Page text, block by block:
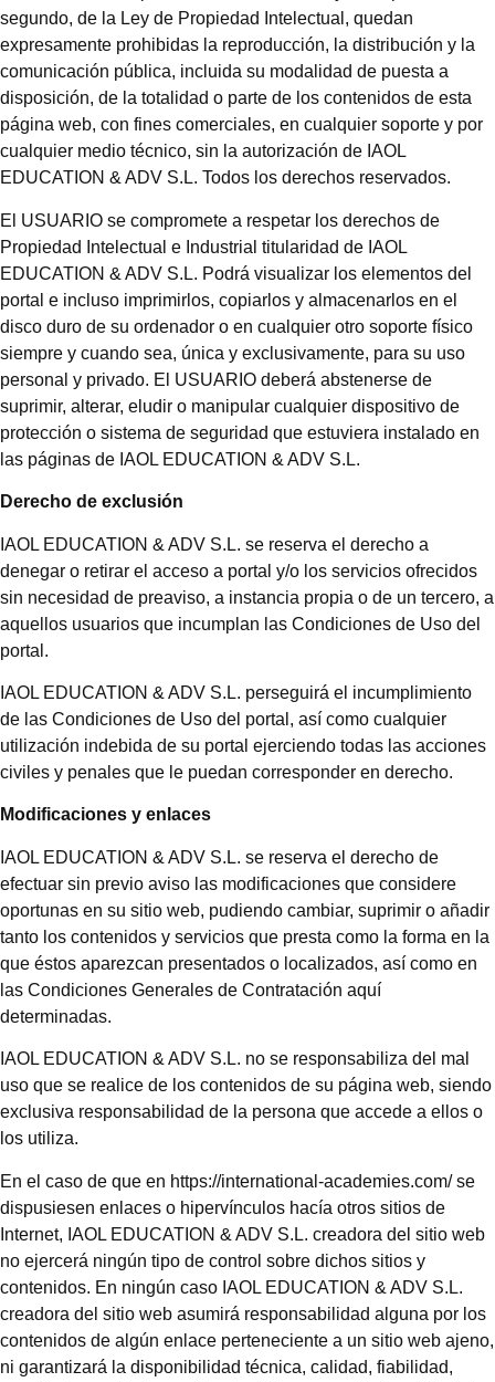
segundo, de la Ley de Propiedad Intelectual, quedan
expresamente prohibidas la reproducción, la distribución y la
comunicación pública, incluida su modalidad de puesta a
disposición, de la totalidad o parte de los contenidos de esta
página web, con fines comerciales, en cualquier soporte y por
cualquier medio técnico, sin la autorización de IAOL
EDUCATION & ADV S.L. Todos los derechos reservados.
El USUARIO se compromete a respetar los derechos de
Propiedad Intelectual e Industrial titularidad de IAOL
EDUCATION & ADV S.L. Podrá visualizar los elementos del
portal e incluso imprimirlos, copiarlos y almacenarlos en el
disco duro de su ordenador o en cualquier otro soporte físico
siempre y cuando sea, única y exclusivamente, para su uso
personal y privado. El USUARIO deberá abstenerse de
suprimir, alterar, eludir o manipular cualquier dispositivo de
protección o sistema de seguridad que estuviera instalado en
las páginas de IAOL EDUCATION & ADV S.L.
Derecho de exclusión
IAOL EDUCATION & ADV S.L. se reserva el derecho a
denegar o retirar el acceso a portal y/o los servicios ofrecidos
sin necesidad de preaviso, a instancia propia o de un tercero, a
aquellos usuarios que incumplan las Condiciones de Uso del
portal.
IAOL EDUCATION & ADV S.L. perseguirá el incumplimiento
de las Condiciones de Uso del portal, así como cualquier
utilización indebida de su portal ejerciendo todas las acciones
civiles y penales que le puedan corresponder en derecho.
Modificaciones y enlaces
IAOL EDUCATION & ADV S.L. se reserva el derecho de
efectuar sin previo aviso las modificaciones que considere
oportunas en su sitio web, pudiendo cambiar, suprimir o añadir
tanto los contenidos y servicios que presta como la forma en la
que éstos aparezcan presentados o localizados, así como en
las Condiciones Generales de Contratación aquí
determinadas.
IAOL EDUCATION & ADV S.L. no se responsabiliza del mal
uso que se realice de los contenidos de su página web, siendo
exclusiva responsabilidad de la persona que accede a ellos o
los utiliza.
En el caso de que en https://international-academies.com/ se
dispusiesen enlaces o hipervínculos hacía otros sitios de
Internet, IAOL EDUCATION & ADV S.L. creadora del sitio web
no ejercerá ningún tipo de control sobre dichos sitios y
contenidos. En ningún caso IAOL EDUCATION & ADV S.L.
creadora del sitio web asumirá responsabilidad alguna por los
contenidos de algún enlace perteneciente a un sitio web ajeno,
ni garantizará la disponibilidad técnica, calidad, fiabilidad,